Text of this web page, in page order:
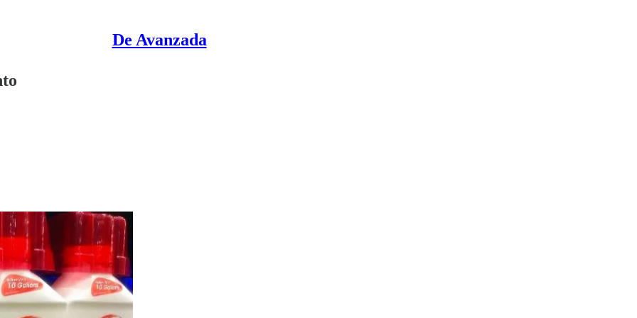
De Avanzada